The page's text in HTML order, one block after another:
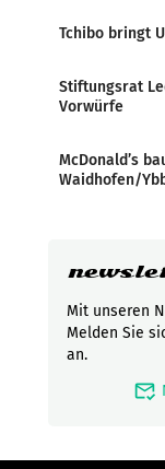
Tchibo bringt
Stiftungsrat
Vorwürfe
McDonald’s
Waidhofen/
Mit unseren
Melden Sie
an.
mark_email_read